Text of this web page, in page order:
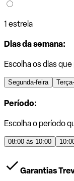
1 estrela
Dias da semana:
Escolha os dias
Segunda-feira
Período:
Escolha o período
08:00 às 10:00
Garantias